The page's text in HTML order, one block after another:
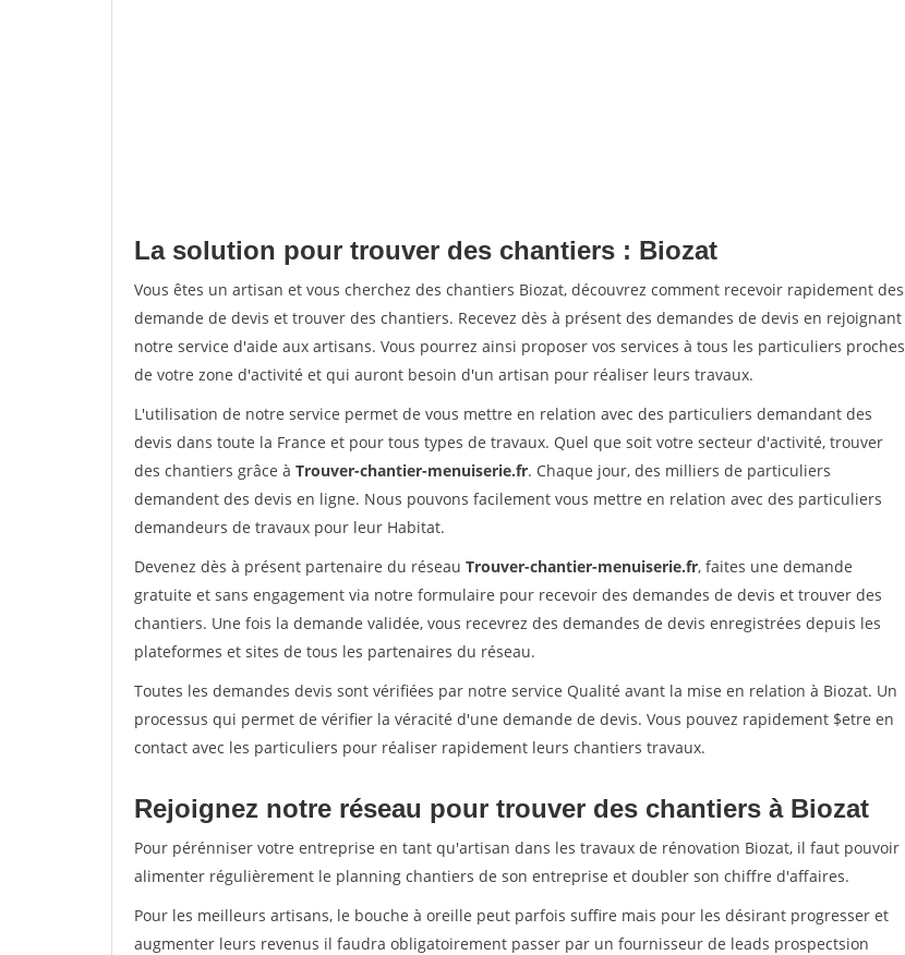
La solution pour trouver des chantiers : Biozat
Vous êtes un artisan et vous cherchez des chantiers Biozat, découvrez comment recevoir rapidement des
demande de devis et trouver des chantiers. Recevez dès à présent des demandes de devis en rejoignant
notre service d'aide aux artisans. Vous pourrez ainsi proposer vos services à tous les particuliers proches
de votre zone d'activité et qui auront besoin d'un artisan pour réaliser leurs travaux.
L'utilisation de notre service permet de vous mettre en relation avec des particuliers demandant des
devis dans toute la France et pour tous types de travaux. Quel que soit votre secteur d'activité, trouver
des chantiers grâce à Trouver-chantier-menuiserie.fr. Chaque jour, des milliers de particuliers
demandent des devis en ligne. Nous pouvons facilement vous mettre en relation avec des particuliers
demandeurs de travaux pour leur Habitat.
Devenez dès à présent partenaire du réseau Trouver-chantier-menuiserie.fr, faites une demande
gratuite et sans engagement via notre formulaire pour recevoir des demandes de devis et trouver des
chantiers. Une fois la demande validée, vous recevrez des demandes de devis enregistrées depuis les
plateformes et sites de tous les partenaires du réseau.
Toutes les demandes devis sont vérifiées par notre service Qualité avant la mise en relation à Biozat. Un
processus qui permet de vérifier la véracité d'une demande de devis. Vous pouvez rapidement $etre en
contact avec les particuliers pour réaliser rapidement leurs chantiers travaux.
Rejoignez notre réseau pour trouver des chantiers à Biozat
Pour pérénniser votre entreprise en tant qu'artisan dans les travaux de rénovation Biozat, il faut pouvoir
alimenter régulièrement le planning chantiers de son entreprise et doubler son chiffre d'affaires.
Pour les meilleurs artisans, le bouche à oreille peut parfois suffire mais pour les désirant progresser et
augmenter leurs revenus il faudra obligatoirement passer par un fournisseur de leads prospectsion